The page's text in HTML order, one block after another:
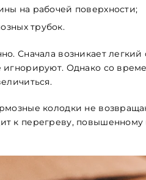
на рабочей поверхности;
трубок.
Сначала возникает
игнорируют. Однако со
колодки не
к перегреву, повышенному